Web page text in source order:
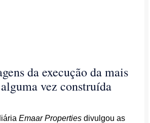
da execução da mais
vez construída
Emaar Properties divulgou as